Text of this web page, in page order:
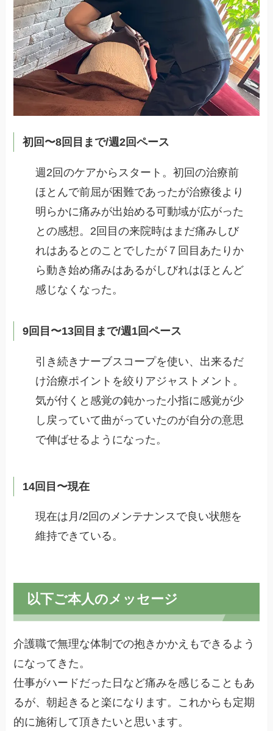
初回〜8回目まで/週2回ペース
週2回のケアからスタート。初回の治療前
ほとんで前屈が困難であったが治療後より
明らかに痛みが出始める可動域が広がった
との感想。2回目の来院時はまだ痛みしび
れはあるとのことでしたが７回目あたりか
ら動き始め痛みはあるがしびれはほとんど
感じなくなった。
9回目〜13回目まで/週1回ペース
引き続きナーブスコープを使い、出来るだ
け治療ポイントを絞りアジャストメント。
気が付くと感覚の鈍かった小指に感覚が少
し戻っていて曲がっていたのが自分の意思
で伸ばせるようになった。
14回目〜現在
現在は月/2回のメンテナンスで良い状態を
維持できている。
以下ご本人のメッセージ
介護職で無理な体制での抱きかかえもできるよう
になってきた。
仕事がハードだった日など痛みを感じることもあ
るが、朝起きると楽になります。これからも定期
的に施術して頂きたいと思います。